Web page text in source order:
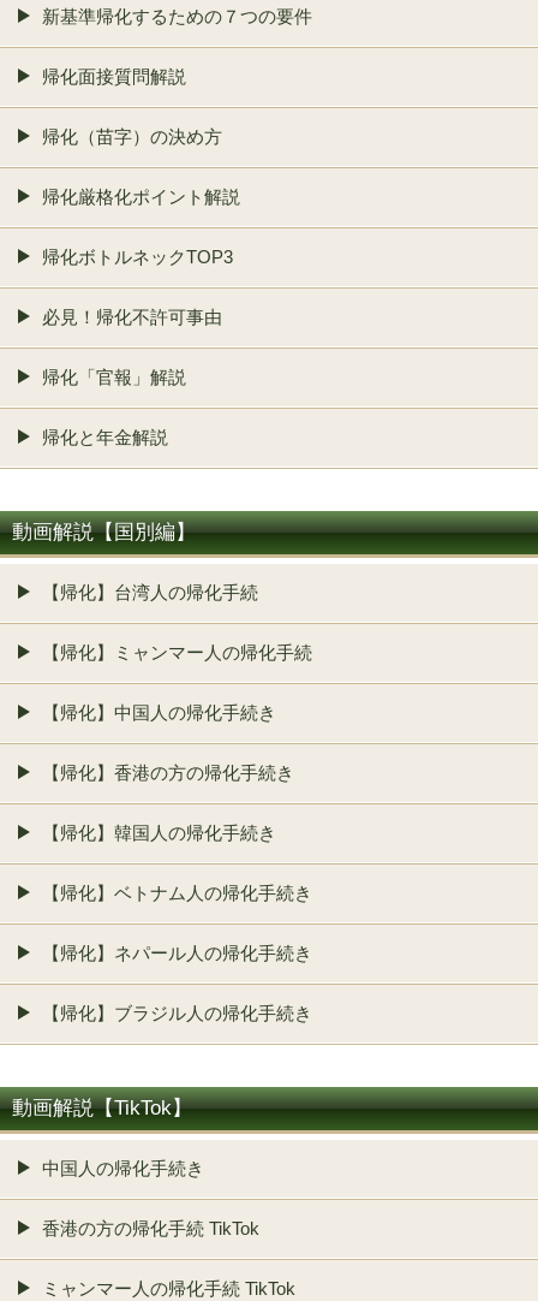
新基準帰化するための７つの要件
帰化面接質問解説
帰化（苗字）の決め方
帰化厳格化ポイント解説
帰化ボトルネックTOP3
必見！帰化不許可事由
帰化「官報」解説
帰化と年金解説
動画解説【国別編】
【帰化】台湾人の帰化手続
【帰化】ミャンマー人の帰化手続
【帰化】中国人の帰化手続き
【帰化】香港の方の帰化手続き
【帰化】韓国人の帰化手続き
【帰化】ベトナム人の帰化手続き
【帰化】ネパール人の帰化手続き
【帰化】ブラジル人の帰化手続き
動画解説【TikTok】
中国人の帰化手続き
香港の方の帰化手続 TikTok
ミャンマー人の帰化手続 TikTok